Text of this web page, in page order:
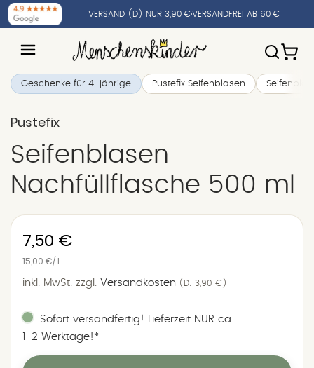
VERSAND (D) NUR 3,90 € VERSANDFREI AB 60 €
Geschenke für 4-jährige Pustefix Seifenblasen
Pustefix
Seifenblasen
Nachfüllflasche 500 ml
Normaler
Preis
7,50 €
Einzelpreis
15,00 €/ pro
l
inkl. MwSt. zzgl. Versandkosten (D: 3,90 €)
Sofort versandfertig! Lieferzeit NUR ca.
1‑2 Werktage!*